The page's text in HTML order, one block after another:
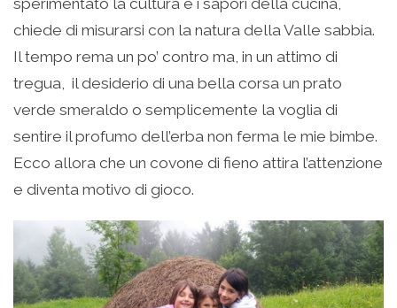
chiede di misurarsi con la natura della Valle sabbia.
Il tempo rema un po’ contro ma, in un attimo di
tregua, il desiderio di una bella corsa un prato
verde smeraldo o semplicemente la voglia di
sentire il profumo dell’erba non ferma le mie bimbe.
Ecco allora che un covone di fieno attira l’attenzione
e diventa motivo di gioco.